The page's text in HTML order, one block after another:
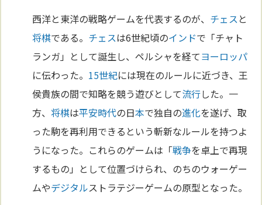
西洋と東洋の戦略ゲームを代表するのが、 チェス と
将棋である。 チェスは6世紀頃のインドで「チャト
ランガ」として誕生し、ペルシャを経てヨーロッパ
に伝わった。 15世紀には現在のルールに近づき、王
侯貴族の間で知略を競う遊びとして流行した。一
方、 将棋は平安時代の日本で独自の進化を遂げ、取
った駒を再利用できるという斬新なルールを持つよ
うになった。これらのゲームは「戦争を卓上で再現
するもの」として位置づけられ、のちのウォーゲー
ムやデジタルストラテジーゲームの原型となった。